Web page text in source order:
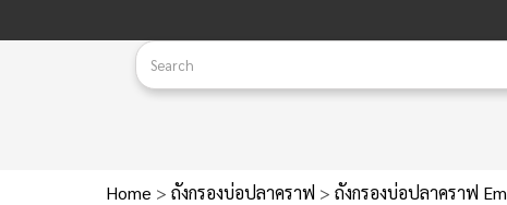
Home > ถังกรองบ่อปลาคราฟ > ถังกรองบ่อปลาคราฟ